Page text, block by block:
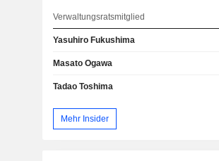
Verwaltungsratsmitglied
Yasuhiro Fukushima
Masato Ogawa
Tadao Toshima
Mehr Insider